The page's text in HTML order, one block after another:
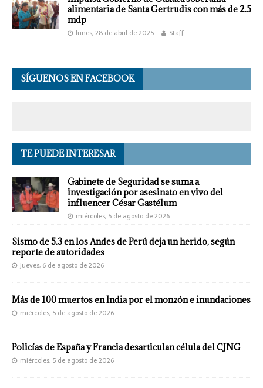
alimentaria de Santa Gertrudis con más de 2.5
mdp
lunes, 28 de abril de 2025 Staff
SÍGUENOS EN FACEBOOK
TE PUEDE INTERESAR
Gabinete de Seguridad se suma a
investigación por asesinato en vivo del
influencer César Gastélum
miércoles, 5 de agosto de 2026
Sismo de 5.3 en los Andes de Perú deja un herido, según
reporte de autoridades
jueves, 6 de agosto de 2026
Más de 100 muertos en India por el monzón e inundaciones
miércoles, 5 de agosto de 2026
Policías de España y Francia desarticulan célula del CJNG
miércoles, 5 de agosto de 2026